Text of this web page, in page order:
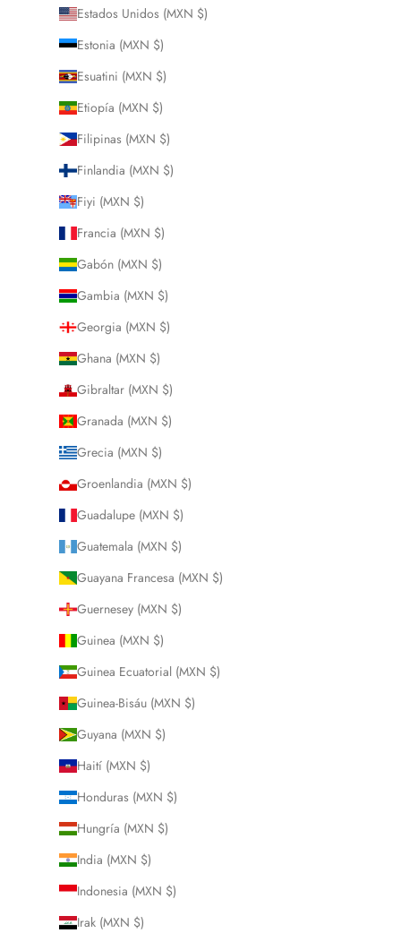
Estados Unidos (MXN $)
Estonia (MXN $)
Esuatini (MXN $)
Etiopía (MXN $)
Filipinas (MXN $)
Finlandia (MXN $)
Fiyi (MXN $)
Francia (MXN $)
Gabón (MXN $)
Gambia (MXN $)
Georgia (MXN $)
Ghana (MXN $)
Gibraltar (MXN $)
Granada (MXN $)
Grecia (MXN $)
Groenlandia (MXN $)
Guadalupe (MXN $)
Guatemala (MXN $)
Guayana Francesa (MXN $)
Guernesey (MXN $)
Guinea (MXN $)
Guinea Ecuatorial (MXN $)
Guinea-Bisáu (MXN $)
Guyana (MXN $)
Haití (MXN $)
Honduras (MXN $)
Hungría (MXN $)
India (MXN $)
Indonesia (MXN $)
Irak (MXN $)